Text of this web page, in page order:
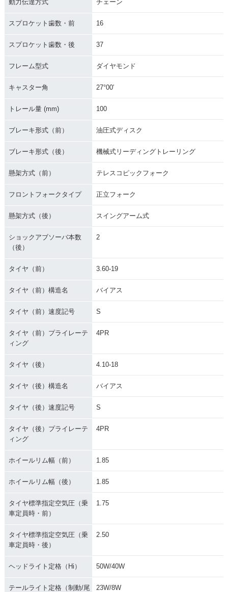
動力伝達方式 チェーン
スプロケット歯数・前 16
スプロケット歯数・後 37
フレーム型式 ダイヤモンド
キャスター角 27°00′
トレール量 (mm) 100
ブレーキ形式（前） 油圧式ディスク
ブレーキ形式（後） 機械式リーディングトレーリング
懸架方式（前） テレスコピックフォーク
フロントフォークタイプ 正立フォーク
懸架方式（後） スイングアーム式
ショックアブソーバ本数
（後）
2
タイヤ（前） 3.60-19
タイヤ（前）構造名 バイアス
タイヤ（前）速度記号 S
タイヤ（前）プライレーテ
ィング
4PR
タイヤ（後） 4.10-18
タイヤ（後）構造名 バイアス
タイヤ（後）速度記号 S
タイヤ（後）プライレーテ
ィング
4PR
ホイールリム幅（前） 1.85
ホイールリム幅（後） 1.85
タイヤ標準指定空気圧（乗
車定員時・前）
1.75
タイヤ標準指定空気圧（乗
車定員時・後）
2.50
ヘッドライト定格（Hi） 50W/40W
テールライト定格（制動/尾
23W/8W